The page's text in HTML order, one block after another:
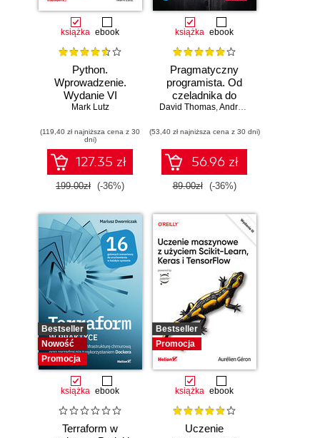
książka ebook
Python.
Wprowadzenie.
Wydanie VI
Mark Lutz
(119,40 zł najniższa cena z 30
dni)
127.35 zł
199.00zł (-36%)
książka ebook
Pragmatyczny
programista. Od
czeladnika do
mistrza. Wydanie II
David Thomas,Andrew Hunt
(53,40 zł najniższa cena z 30 dni)
56.96 zł
89.00zł (-36%)
Bestseller
Nowość
Promocja
książka ebook
Terraform w
Bestseller
Promocja
książka ebook
Uczenie